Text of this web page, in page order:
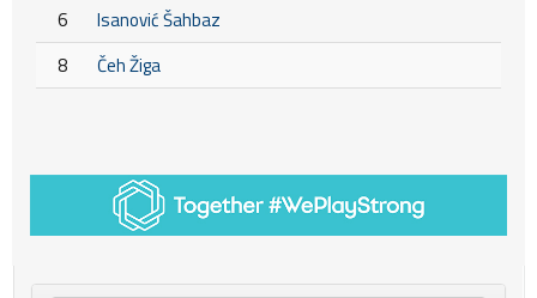
6
Isanović Šahbaz
8
Čeh Žiga